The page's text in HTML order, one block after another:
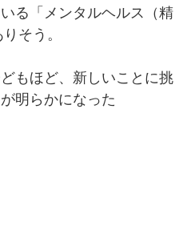
る「メンタルヘルス（精
そう。
もほど、新しいことに挑
明らかになった